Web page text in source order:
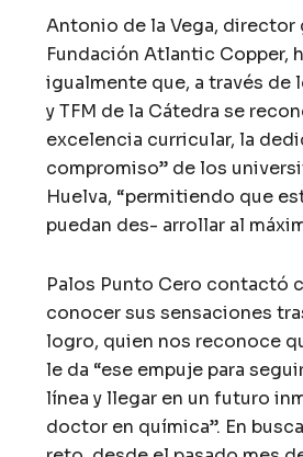
Antonio de la Vega, director
Fundación Atlantic Copper,
igualmente que, a través de
y TFM de la Cátedra se
excelencia curricular, la
compromiso” de los
Huelva, “permitiendo que
puedan des- arrollar al
Palos Punto Cero contactó
conocer sus sensaciones
logro, quien nos reconoce
le da “ese empuje para
línea y llegar en un futuro
doctor en química”. En